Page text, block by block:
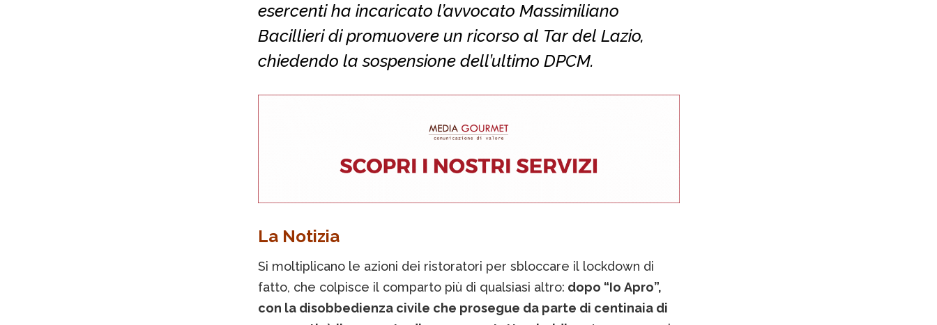
esercenti ha incaricato l’avvocato Massimiliano
Bacillieri di promuovere un ricorso al Tar del Lazio,
chiedendo la sospensione dell’ultimo DPCM.
La Notizia
Si moltiplicano le azioni dei ristoratori per sbloccare il lockdown di
fatto, che colpisce il comparto più di qualsiasi altro: dopo “Io Apro”,
con la disobbedienza civile che prosegue da parte di centinaia di